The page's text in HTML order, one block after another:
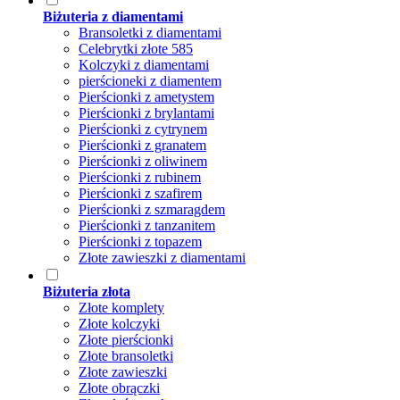
Biżuteria z diamentami
Bransoletki z diamentami
Celebrytki złote 585
Kolczyki z diamentami
pierścioneki z diamentem
Pierścionki z ametystem
Pierścionki z brylantami
Pierścionki z cytrynem
Pierścionki z granatem
Pierścionki z oliwinem
Pierścionki z rubinem
Pierścionki z szafirem
Pierścionki z szmaragdem
Pierścionki z tanzanitem
Pierścionki z topazem
Złote zawieszki z diamentami
Biżuteria złota
Złote komplety
Złote kolczyki
Złote pierścionki
Złote bransoletki
Złote zawieszki
Złote obrączki